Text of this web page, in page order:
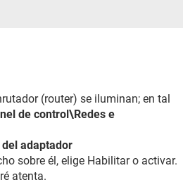
(router) se iluminan; en tal
de control\Redes e
adaptador
sobre él, elige Habilitar o activar.
atenta.